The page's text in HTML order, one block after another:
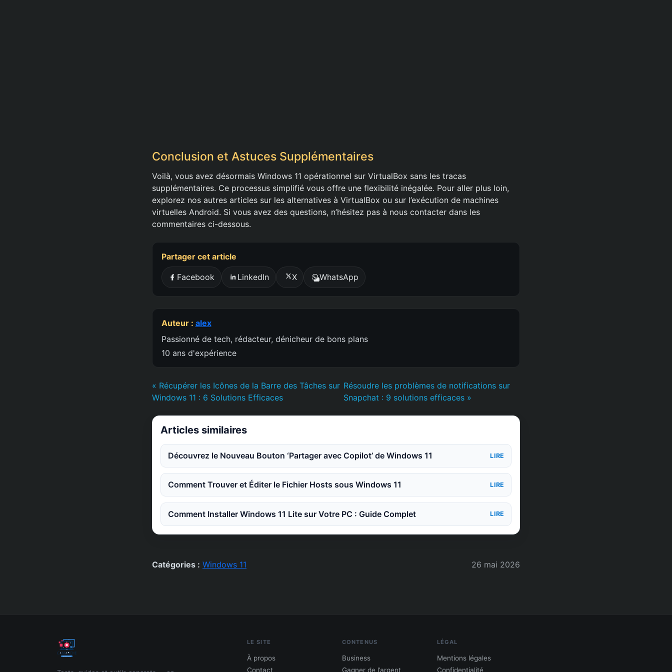
Conclusion et Astuces Supplémentaires
Voilà, vous avez désormais Windows 11 opérationnel sur VirtualBox sans les tracas
supplémentaires. Ce processus simplifié vous offre une flexibilité inégalée. Pour aller plus loin,
explorez nos autres articles sur les alternatives à VirtualBox ou sur l’exécution de machines
virtuelles Android. Si vous avez des questions, n’hésitez pas à nous contacter dans les
commentaires ci-dessous.
Partager cet article
Facebook LinkedIn X WhatsApp
Auteur : alex
Passionné de tech, rédacteur, dénicheur de bons plans
10 ans d'expérience
« Récupérer les Icônes de la Barre des Tâches sur
Windows 11 : 6 Solutions Efficaces
Résoudre les problèmes de notifications sur
Snapchat : 9 solutions efficaces »
Articles similaires
Découvrez le Nouveau Bouton ‘Partager avec Copilot’ de Windows 11 LIRE
Comment Trouver et Éditer le Fichier Hosts sous Windows 11 LIRE
Comment Installer Windows 11 Lite sur Votre PC : Guide Complet LIRE
Catégories : Windows 11 26 mai 2026
LE SITE
À propos
Contact
CONTENUS
Business
Gagner de l’argent
LÉGAL
Mentions légales
Confidentialité